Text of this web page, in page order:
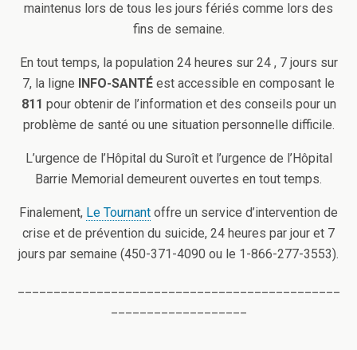
maintenus lors de tous les jours fériés comme lors des
fins de semaine.
En tout temps, la population 24 heures sur 24 , 7 jours sur
7, la ligne INFO-SANTÉ est accessible en composant le
811 pour obtenir de l’information et des conseils pour un
problème de santé ou une situation personnelle difficile.
L’urgence de l’Hôpital du Suroît et l’urgence de l’Hôpital
Barrie Memorial demeurent ouvertes en tout temps.
Finalement, Le Tournant offre un service d’intervention de
crise et de prévention du suicide, 24 heures par jour et 7
jours par semaine (450-371-4090 ou le 1-866-277-3553).